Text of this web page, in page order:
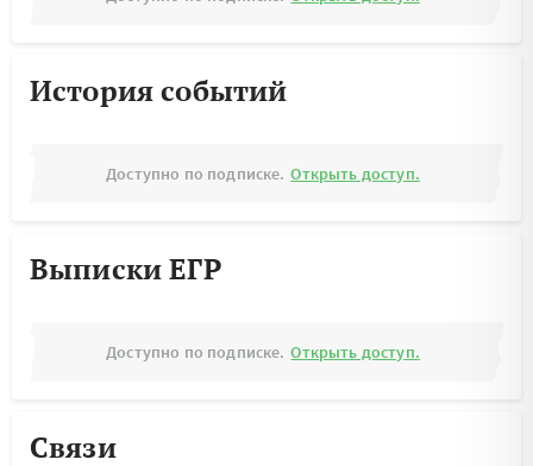
История событий
Доступно по подписке. Открыть доступ.
Выписки ЕГР
Доступно по подписке. Открыть доступ.
Связи